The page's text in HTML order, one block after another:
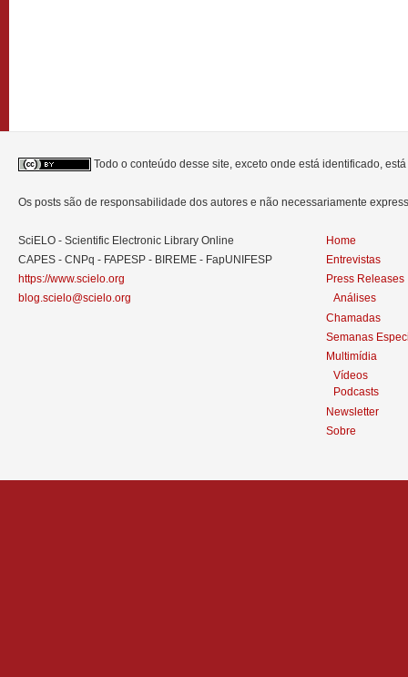
Todo o conteúdo desse site, exceto onde está identificado,
Os posts são de responsabilidade dos autores e não necessariamente
SciELO - Scientific Electronic Library Online
CAPES - CNPq - FAPESP - BIREME - FapUNIFESP
https://www.scielo.org
blog.scielo@scielo.org
Home
Entrevistas
Press Releases
Análises
Chamadas
Semanas
Multimídia
Vídeos
Podcasts
Newsletter
Sobre